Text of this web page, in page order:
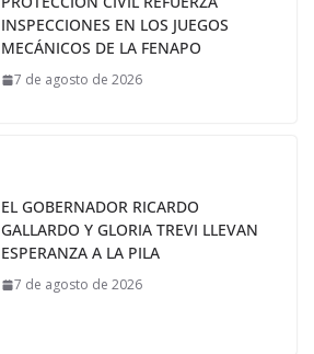
INSPECCIONES EN LOS JUEGOS
MECÁNICOS DE LA FENAPO
7 de agosto de 2026
EL GOBERNADOR RICARDO
GALLARDO Y GLORIA TREVI LLEVAN
ESPERANZA A LA PILA
7 de agosto de 2026